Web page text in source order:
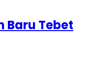
Baru Tebet